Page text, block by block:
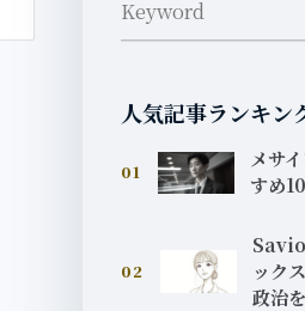
人気記事ランキン
01
メサ
すめ
02
ック
政治